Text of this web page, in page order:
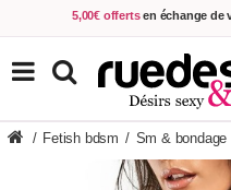
5,00€ offerts en échange de
Achetez aujourd'hui.
Livraison en 48h
au prix de
TOUS NOS
/ Fetish bdsm / Sm & bondage